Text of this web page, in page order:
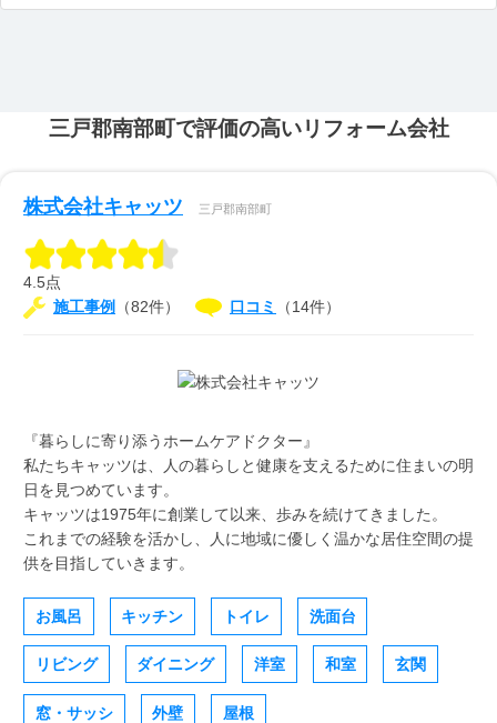
三戸郡南部町で評価の高いリフォーム会社
株式会社キャッツ 三戸郡南部町
4.5点
施工事例
（82件） 口コミ （14件）
『暮らしに寄り添うホームケアドクター』
私たちキャッツは、人の暮らしと健康を支えるために住まいの明
日を見つめています。
キャッツは1975年に創業して以来、歩みを続けてきました。
これまでの経験を活かし、人に地域に優しく温かな居住空間の提
供を目指していきます。
お風呂 キッチン トイレ 洗面台
リビング ダイニング 洋室 和室 玄関
窓・サッシ 外壁 屋根